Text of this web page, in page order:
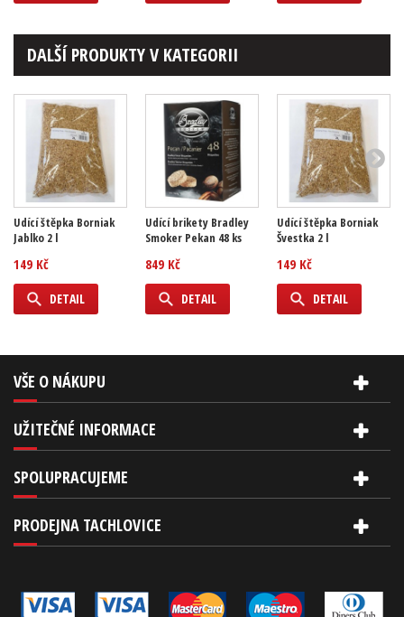
DALŠÍ PRODUKTY V KATEGORII
Udící štěpka Borniak
Jablko 2 l
149 Kč
DETAIL
Udící brikety Bradley
Smoker Pekan 48 ks
849 Kč
DETAIL
Udící štěpka Borniak
Švestka 2 l
149 Kč
DETAIL
VŠE O NÁKUPU
UŽITEČNÉ INFORMACE
SPOLUPRACUJEME
PRODEJNA TACHLOVICE